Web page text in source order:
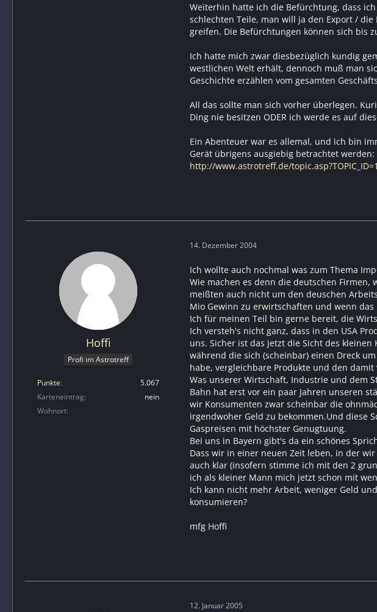
Weiterhin hatte ich die Befürchtung, dass
schlechten Teile, man will ja den Export /
greifen. Die Befürchtungen können sich bis
Ich hatte mich zwar diesbezüglich kundig
westlichen Welt erhält, dennoch muß man
Geschichte erzählen vom gesamten
All das sollte man sich vorher überlegen.
Ding nie besitzen ODER ich werde es auf
Ein Abenteuer war es allemal, und ich bin
Gerät übrigens ausgiebig betrachtet werden:
http://www.astrotreff.de/
Hoffi
Profi im Astrotreff
Punkte
5.067
Karteneintrag
nein
Wohnort
14. Dezember 2004
Ich wollte auch nochmal was zum Thema
Wie machen es denn die deutschen
meißten auch nicht um den deuschen
Mio Gewinn zu erwirtschaften und wenn
Ich für meinen Teil bin gerne bereit, die
Ich versteh's nicht ganz, dass in den USA
uns. Sicher ist das jetzt die Sicht des
während die sich (scheinbar) einen Dreck
habe, vergleichbare Produkte und den
Was unserer Wirtschaft, Industrie und dem
Bahn hat erst vor ein paar Jahren unseren
wir Konsumenten zwar scheinbar die
irgendwoher Geld zu bekommen.Und diese
Gaspreisen mit höchster Genugtuung.
Bei uns in Bayern gibt's da ein schönes
Dass wir in einer neuen Zeit leben, in der
auch klar (insofern stimme ich mit den 2
ich als kleiner Mann mich jetzt schon mit
Ich kann nicht mehr Arbeit, weniger Geld
konsumieren?
mfg Hoffi
12. Januar 2005